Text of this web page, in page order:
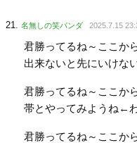
名無しの笑パンダ 2025.7.15
君勝ってるね～ここか
出来ないと先にいけな
君勝ってるね～ここか
帯とやってみようね←
君勝ってるね～ここか